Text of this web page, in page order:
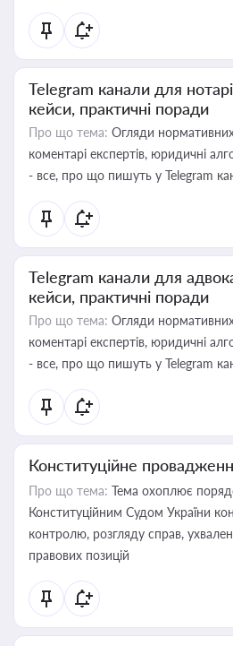
Telegram канали для
кейси, практичні поради
Про що тема: Огляди
коментарі експертів, юридичні
- все, про що пишуть у Telegram
Telegram канали для
кейси, практичні поради
Про що тема: Огляди
коментарі експертів, юридичні
- все, про що пишуть у Telegram
Конституційне
Про що тема: Тема охоплює
Конституційним Судом України
контролю, розгляду справ,
правових позицій